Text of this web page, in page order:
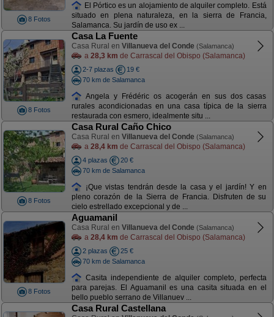
8 Fotos
El Pórtico es un alojamiento de alquiler completo. Está
situado en plena naturaleza, en la sierra de Francia,
Salamanca. Su jardín de uso ex ...
8 Fotos
Casa La Fuente
Casa Rural en Villanueva del Conde (Salamanca)
a 28,3 km de Carrascal del Obispo (Salamanca)
2-7 plazas
19 €
70 km de Salamanca
Angela y Frédéric os acogerán en sus dos casas
rurales acondicionadas en una casa típica de la sierra
restaurada con esmero, idealmente situ ...
8 Fotos
Casa Rural Caño Chico
Casa Rural en Villanueva del Conde (Salamanca)
a 28,4 km de Carrascal del Obispo (Salamanca)
4 plazas
20 €
70 km de Salamanca
¡Que vistas tendrán desde la casa y el jardín! Y en
pleno corazón de la Sierra de Francia. Disfruten de su
cielo estrellado excepcional y de ...
8 Fotos
Aguamanil
Casa Rural en Villanueva del Conde (Salamanca)
a 28,4 km de Carrascal del Obispo (Salamanca)
2 plazas
25 €
70 km de Salamanca
Casita independiente de alquiler completo, perfecta
para parejas. El Aguamanil es una casita situada en el
bello pueblo serrano de Villanuev ...
Casa Rural Castellana